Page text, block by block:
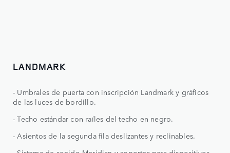
LANDMARK
- Umbrales de puerta con inscripción Landmark y gráficos
de las luces de bordillo.
- Techo estándar con raíles del techo en negro.
- Asientos de la segunda fila deslizantes y reclinables.